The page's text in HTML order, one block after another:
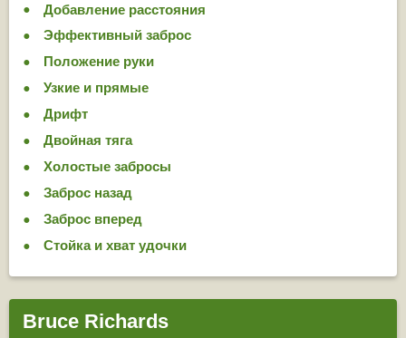
Добавление расстояния
Эффективный заброс
Положение руки
Узкие и прямые
Дрифт
Двойная тяга
Холостые забросы
Заброс назад
Заброс вперед
Стойка и хват удочки
Bruce Richards